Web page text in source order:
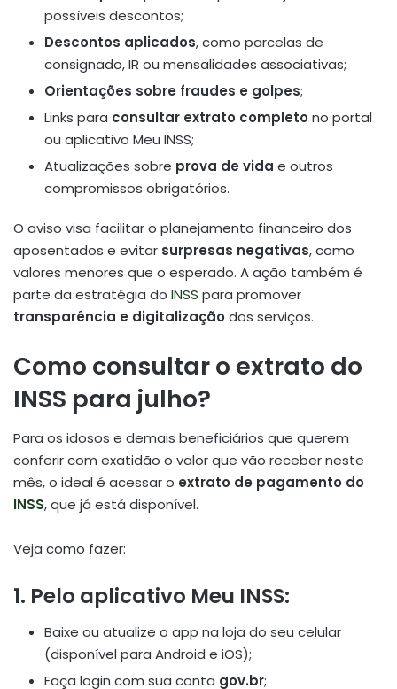
possíveis descontos;
Descontos aplicados, como parcelas de
consignado, IR ou mensalidades associativas;
Orientações sobre fraudes e golpes;
Links para consultar extrato completo no portal
ou aplicativo Meu INSS;
Atualizações sobre prova de vida e outros
compromissos obrigatórios.
O aviso visa facilitar o planejamento financeiro dos
aposentados e evitar surpresas negativas, como
valores menores que o esperado. A ação também é
parte da estratégia do INSS para promover
transparência e digitalização dos serviços.
Como consultar o extrato do
INSS para julho?
Para os idosos e demais beneficiários que querem
conferir com exatidão o valor que vão receber neste
mês, o ideal é acessar o extrato de pagamento do
INSS, que já está disponível.
Veja como fazer:
1. Pelo aplicativo Meu INSS:
Baixe ou atualize o app na loja do seu celular
(disponível para Android e iOS);
Faça login com sua conta gov.br;